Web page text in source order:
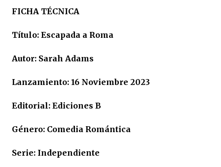
FICHA TÉCNICA
Título: Escapada a Roma
Autor: Sarah Adams
Lanzamiento: 16 Noviembre 2023
Editorial: Ediciones B
Género: Comedia Romántica
Serie: Independiente